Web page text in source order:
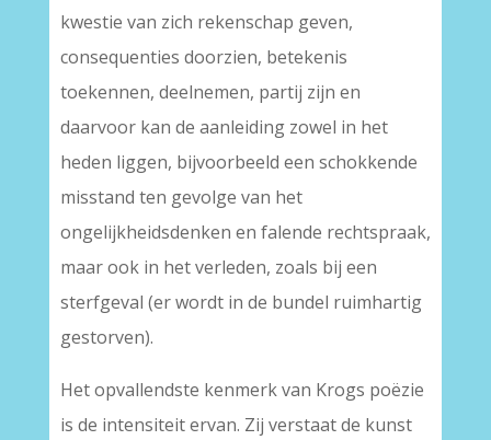
kwestie van zich rekenschap geven,
consequenties doorzien, betekenis
toekennen, deelnemen, partij zijn en
daarvoor kan de aanleiding zowel in het
heden liggen, bijvoorbeeld een schokkende
misstand ten gevolge van het
ongelijkheidsdenken en falende rechtspraak,
maar ook in het verleden, zoals bij een
sterfgeval (er wordt in de bundel ruimhartig
gestorven).
Het opvallendste kenmerk van Krogs poëzie
is de intensiteit ervan. Zij verstaat de kunst